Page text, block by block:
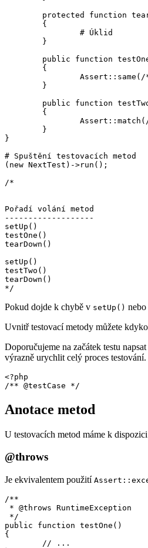
}
# Spuštění testovacích metod
(new NextTest)->run();
/*
Pořadí volání metod
-------------------
setUp()
testOne()
tearDown()
setUp()
testTwo()
tearDown()
Pokud dojde k chybě v setUp() nebo
Uvnitř testovací metody můžete
Doporučujeme na začátek testu
výrazně urychlit celý proces testování.
<?php
/** @testCase */
Anotace metod
U testovacích metod máme k
@throws
Je ekvivalentem použití
/**
* @throws RuntimeException
*/
public function testOne()
{